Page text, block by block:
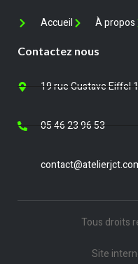
Accueil À propos
Contactez nous
19 rue Gustave Eiffel
05 46 23 96 53
Tous droits
Site